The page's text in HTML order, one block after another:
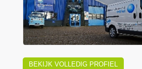
BEKIJK VOLLEDIG PROFIEL